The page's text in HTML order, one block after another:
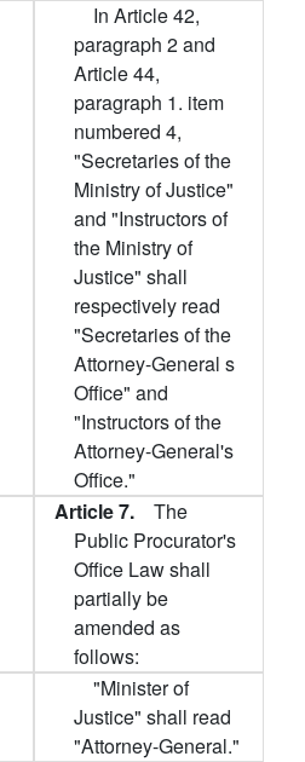
In Article 42,
paragraph 2 and
Article 44,
paragraph 1. item
numbered 4,
"Secretaries of the
Ministry of Justice"
and "Instructors of
the Ministry of
Justice" shall
respectively read
"Secretaries of the
Attorney-General s
Office" and
"Instructors of the
Attorney-General's
Office."
Article 7. The
Public Procurator's
Office Law shall
partially be
amended as
follows:
"Minister of
Justice" shall read
"Attorney-General."